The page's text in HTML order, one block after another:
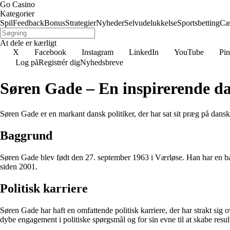
Go Casino
Kategorier
SpilFeedbackBonusStrategierNyhederSelvudelukkelseSportsbetting
At dele er kærligt
X
Facebook Instagram LinkedIn YouTube
Log påRegistrér digNyhedsbreve
Søren Gade – En inspirerende
Søren Gade er en markant dansk politiker, der har sat sit præg på
Baggrund
Søren Gade blev født den 27. september 1963 i Værløse. Han har
siden 2001.
Politisk karriere
Søren Gade har haft en omfattende politisk karriere, der har strakt
dybe engagement i politiske spørgsmål og for sin evne til at skabe